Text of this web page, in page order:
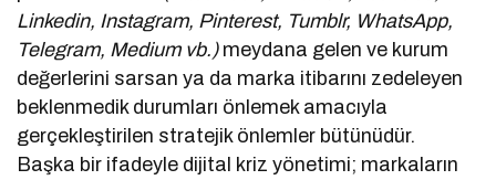
Linkedin, Instagram, Pinterest, Tumblr, WhatsApp,
Telegram, Medium vb.)meydana gelen ve kurum
değerlerini sarsan ya da marka itibarını zedeleyen
beklenmedik durumları önlemek amacıyla
gerçekleştirilen stratejik önlemler bütünüdür.
Başka bir ifadeyle dijital kriz yönetimi; markaların